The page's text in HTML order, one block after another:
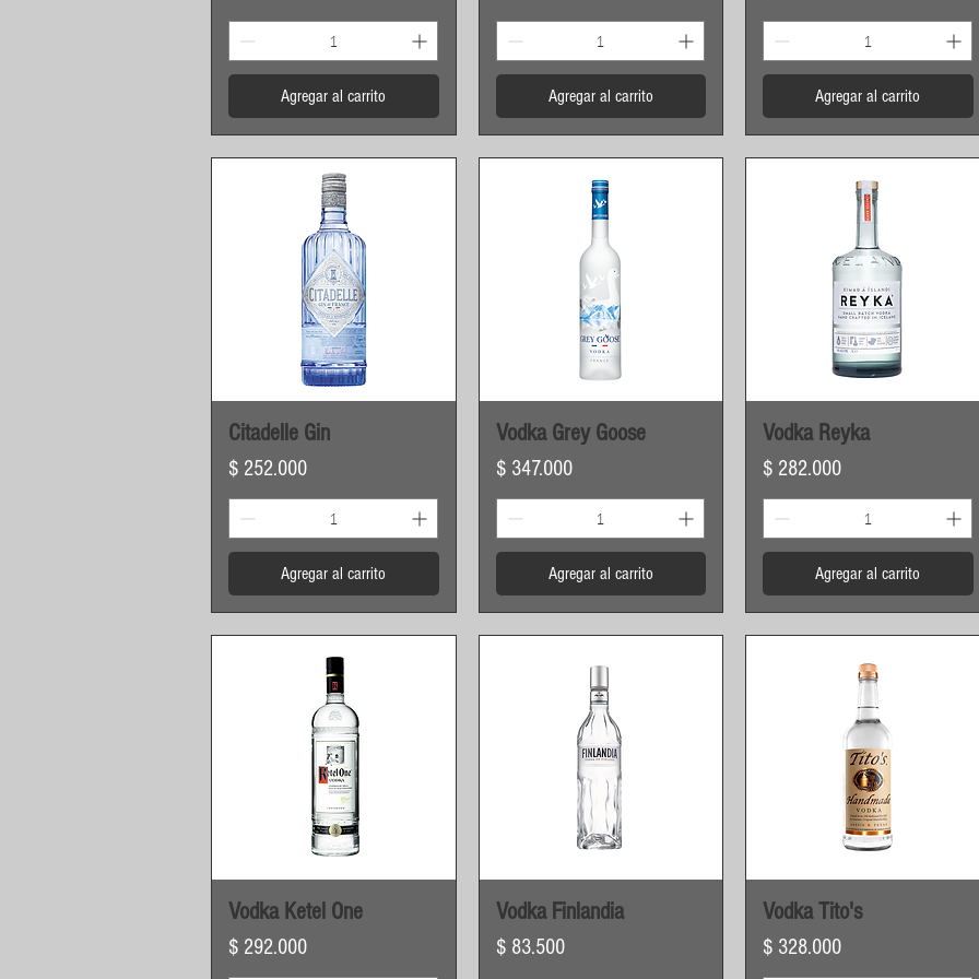
Agregar al carrito Agregar al carrito Agregar al carrito
Vista rápida
Citadelle Gin
Precio
$ 252.000
Agregar al carrito
Vista rápida
Vodka Grey Goose
Precio
$ 347.000
Agregar al carrito
Vista rápida
Vodka Reyka
Precio
$ 282.000
Agregar al carrito
Vista rápida
Vodka Ketel One
Precio
$ 292.000
Vista rápida
Vodka Finlandia
Precio
$ 83.500
Vista rápida
Vodka Tito's
Precio
$ 328.000